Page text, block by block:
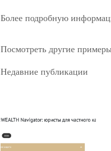
Более подробную
Посмотреть другие
Недавние публикации